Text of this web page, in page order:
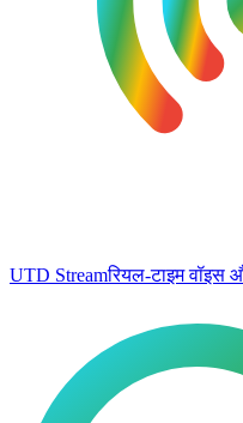
UTD Streamरियल-टाइम वॉइस